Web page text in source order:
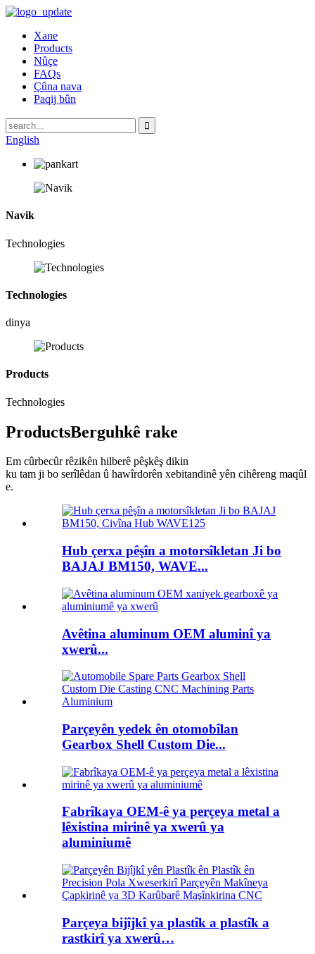
Xane
Products
Nûçe
FAQs
Çûna nava
Paqij bûn
English
Navik
Technologies
Technologies
dinya
Products
Technologies
ProductsBerguhkê rake
Em cûrbecûr rêzikên hilberê pêşkêş dikin
ku tam ji bo serîlêdan û hawîrdorên xebitandinê yên cihêreng maqûl
e.
Hub çerxa pêşîn a motorsîkletan Ji bo
BAJAJ BM150, WAVE...
Avêtina aluminum OEM aluminî ya
xwerû...
Parçeyên yedek ên otomobîlan
Gearbox Shell Custom Die...
Fabrîkaya OEM-ê ya perçeya metal a
lêxistina mirinê ya xwerû ya
aluminiumê
Parçeya bijîjkî ya plastîk a plastîk a
rastkirî ya xwerû…